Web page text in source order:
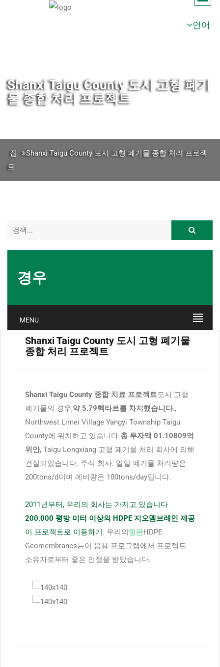
언어
Shanxi Taigu County 도시 고형 폐기
물 종합 처리 프로젝트
집
Shanxi Taigu County 도시 고형 폐기물 종합 처리 프로젝
트
경우
MENU
Shanxi Taigu County 도시 고형 폐기물
종합 처리 프로젝트
Shanxi Taigu County 종합 치료 프로젝트도시 고형
폐기물의 경우,약 5.79헥타르를 차지했습니다.,
Northwest Limei Village Yangyi Township Taigu
County에 위치하고 있습니다.총 투자액 01.10809억
위안, Taigu Longxiang 고형 폐기물 처리 회사에 의해
건설되었습니다. 주식 회사. 일일 폐기물 처리량은
200tons/d이며 예비량은 100tons/day입니다.
2011년부터, 우리의 회사는 가지고 있습니다
200,000 평방 미터 이상의 HDPE 지오멤브레인 제공
이 프로젝트로 이동하기. 우리의잉판HDPE
Geomembranes는이 응용 프로그램에서 프로젝트
소유자로부터 좋은 인정을 받았습니다.